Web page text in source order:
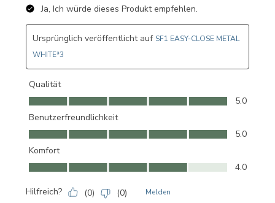
Ja, Ich würde dieses Produkt empfehlen.
Ursprünglich veröffentlicht auf SF1 EASY-CLOSE METAL
WHITE*3
Qualität
Qualität, 5.0 von 5
5.0
Benutzerfreundlichkeit
Benutzerfreundlichkeit, 5.0 von 5
5.0
Komfort
Komfort, 4.0 von 5
4.0
Hilfreich? (0) (0) Melden